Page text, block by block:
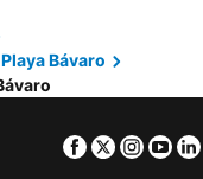
Playa Bávaro
Facebook
Twitter